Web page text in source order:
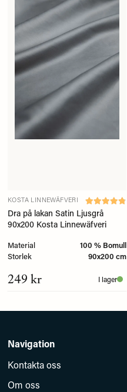
KOSTA LINNEWÄFVERI
Dra på lakan Satin Ljusgrå
90x200 Kosta Linnewäfveri
Material
100 % Bomull
Storlek
90x200 cm
249 kr I lager
Navigation
Kontakta oss
Om oss